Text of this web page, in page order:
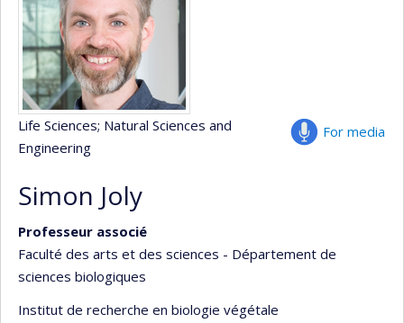
For media
Life Sciences; Natural Sciences and
Engineering
Simon Joly
Professeur associé
Faculté des arts et des sciences - Département de
sciences biologiques
Institut de recherche en biologie végétale